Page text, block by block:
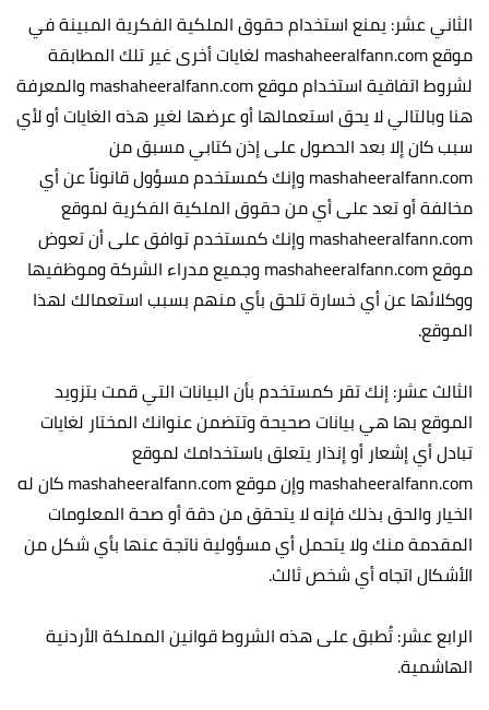
الثاني عشر: يمنع استخدام حقوق الملكية الفكرية المبينة في
موقع mashaheeralfann.com لغايات أخرى غير تلك المطابقة
لشروط اتفاقية استخدام موقع mashaheeralfann.com والمعرفة
هنا وبالتالي لا يحق استعمالها أو عرضها لغير هذه الغايات أو لأي
سبب كان إلا بعد الحصول على إذن كتابي مسبق من
mashaheeralfann.com وإنك كمستخدم مسؤول قانوناً عن أي
مخالفة أو تعد على أي من حقوق الملكية الفكرية لموقع
mashaheeralfann.com وإنك كمستخدم توافق على أن تعوض
موقع mashaheeralfann.com وجميع مدراء الشركة وموظفيها
ووكلائها عن أي خسارة تلحق بأي منهم بسبب استعمالك لهذا
الموقع.
الثالث عشر: إنك تقر كمستخدم بأن البيانات التي قمت بتزويد
الموقع بها هي بيانات صحيحة وتتضمن عنوانك المختار لغايات
تبادل أي إشعار أو إنذار يتعلق باستخدامك لموقع
mashaheeralfann.com وإن موقع mashaheeralfann.com كان له
الخيار والحق بذلك فإنه لا يتحقق من دقة أو صحة المعلومات
المقدمة منك ولا يتحمل أي مسؤولية ناتجة عنها بأي شكل من
الأشكال اتجاه أي شخص ثالث.
الرابع عشر: تُطبق على هذه الشروط قوانين المملكة الأردنية
الهاشمية.